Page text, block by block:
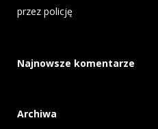
przez policję
Najnowsze komentarze
Archiwa